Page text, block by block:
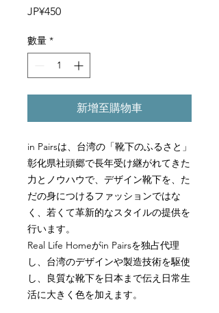
JP¥450價
數量 *
新增至購物車
in Pairsは、台湾の「靴下のふるさと」
彰化県社頭郷で長年受け継がれてきた
力とノウハウで、デザイン靴下を、た
だの身につけるファッションではな
く、若くて革新的なスタイルの提供を
行います。
Real Life Homeがin Pairsを独占代理
し、台湾のデザインや製造技術を駆使
し、良質な靴下を日本まで伝え日常生
活に大きく色を加えます。